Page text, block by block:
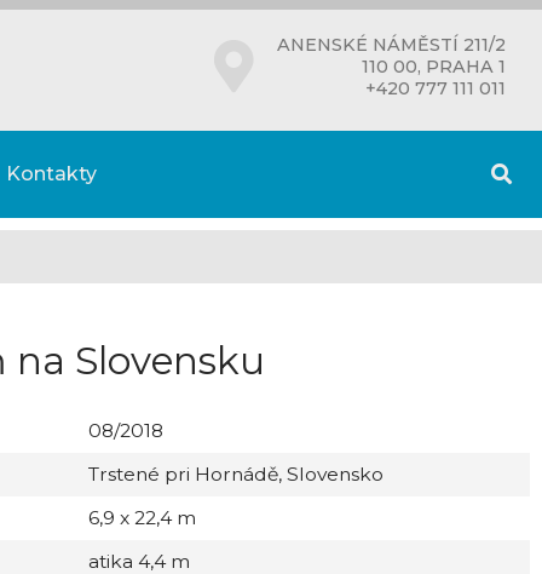
ANENSKÉ NÁMĚSTÍ 211/2
110 00, PRAHA 1
+420 777 111 011
Kontakty
Slovensku
08/2018
Trstené pri Hornádě, Slovensko
6,9 x 22,4 m
atika 4,4 m